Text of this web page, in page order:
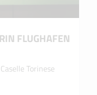
FLUGHAFEN
Torinese